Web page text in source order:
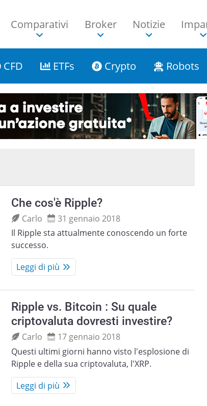
Comparativi Broker Notizie
CFD ETFs Crypto Robots
Che cos'è Ripple?
Carlo
31 gennaio 2018
Il Ripple sta attualmente conoscendo un forte
successo.
Leggi di più
Ripple vs. Bitcoin : Su quale
criptovaluta dovresti investire?
Carlo
17 gennaio 2018
Questi ultimi giorni hanno visto l'esplosione di
Ripple e della sua criptovaluta, l'XRP.
Leggi di più